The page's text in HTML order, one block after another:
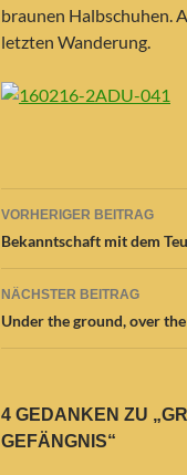
braunen Halbschuhen.
letzten Wanderung.
VORHERIGER BEITRAG
Bekanntschaft mit dem
NÄCHSTER BEITRAG
Under the ground, over
4 GEDANKEN ZU
EFÄNGNIS“